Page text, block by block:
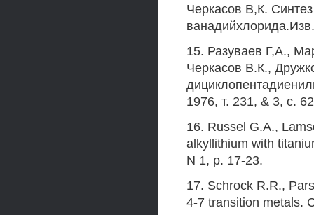
Черкасов В,К.
15. Разуваев Г,А.,
Черкасов В.К.,
1976, т. 231, & 3, с.
16. Russel G.A.,
alkyllithium with
N 1, p. 17-23.
17. Schrock R.R.,
4-7 transition metals.